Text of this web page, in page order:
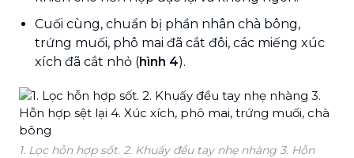
Cuối cùng, chuẩn bị phần nhân chà bông,
trứng muối, phô mai đã cắt đôi, các miếng xúc
xích đã cắt nhỏ (hình 4).
1. Lọc hỗn hợp sốt. 2. Khuấy đều tay nhẹ nhàng 3. Hỗn